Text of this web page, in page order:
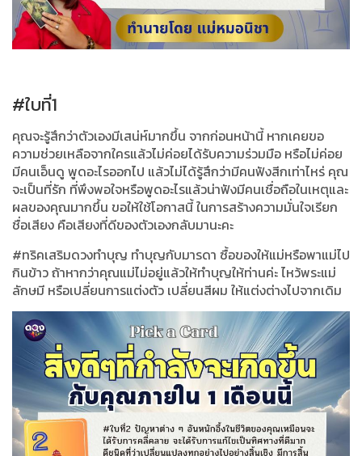
#ใบที่1
คุณจะรู้สึกว่าตัวเองมีเสน่ห์มากขึ้น จากก่อนหน้านี้ หากเคยขอ
ความช่วยเหลือจากใครแล้วไม่ค่อยได้รับความร่วมมือ หรือไม่ค่อย
มีคนเอ็นดู พูดอะไรออกไป แล้วไม่ได้รู้สึกว่ามีคนฟังสีกเท่าไหร่ คุณ
จะเป็นที่รัก ที่พึงพอใจหรือพูดอะไรแล้วน่าฟังมีคนเชื่อถือในเหตุและ
ผลของคุณมากขึ้น ขอให้ใช้โอกาสนี้ ในการสร้างความมั่นใจเรียก
ชื่อเสียง คือเสียงที่ดีของตัวเองกลับมานะคะ
#ทริคเสริมดวงทำบุญ ทำบุญกับมารดา ซื้อของให้แม่หรือพาแม่ไป
กินข้าว ถ้าหากว่าคุณแม่ไม่อยู่แล้วให้ทำบุญให้ท่านค่ะ ไหว้พระแม่
ลักษมี หรือเปลี่ยนการแต่งตัว เปลี่ยนสีผม ให้แต่งต่างไปจากเดิม